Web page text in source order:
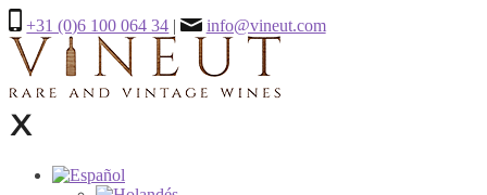
+31 (0)6 100 064 34 | info@vineut.com